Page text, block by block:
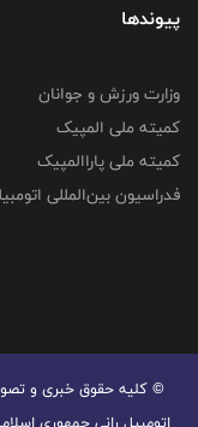
پیوندها
وزارت ورزش و جوانان
کمیته ملی المپیک
کمیته ملی پاراالمپیک
فدراسیون بین‌المللی
© کليه حقوق خبری و